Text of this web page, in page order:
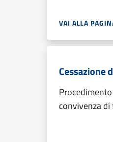
VAI ALLA
Cessazione
convivenza